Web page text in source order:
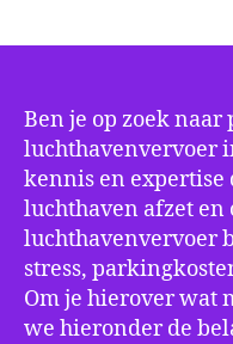
Ben je op zoek naar
luchthavenvervoer
kennis en expertise
luchthaven afzet en
luchthavenvervoer
stress,
Om je hierover wat
we hieronder de